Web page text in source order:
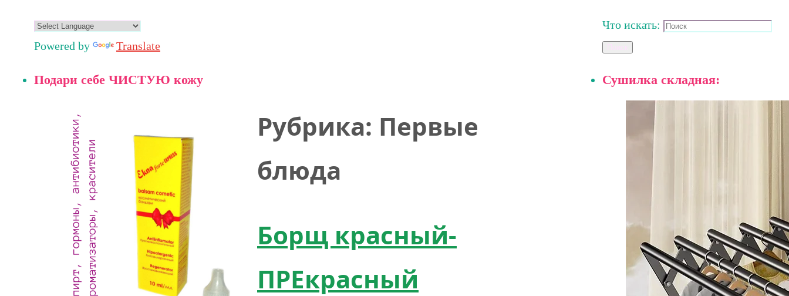
Рубрика: Первые
блюда
Борщ красный-
ПРЕкрасный
Powered by Translate
Подари себе ЧИСТУЮ кожу
Что искать:
Сушилка складная: